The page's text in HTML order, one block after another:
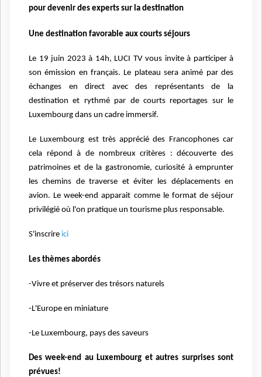
pour devenir des experts sur la destination
Une destination favorable aux courts séjours
Le 19 juin 2023 à 14h, LUCI TV vous invite à participer à
son émission en français. Le plateau sera animé par des
échanges en direct avec des représentants de la
destination et rythmé par de courts reportages sur le
Luxembourg dans un cadre immersif.
Le Luxembourg est très apprécié des Francophones car
cela répond à de nombreux critères : découverte des
patrimoines et de la gastronomie, curiosité à emprunter
les chemins de traverse et éviter les déplacements en
avion. Le week-end apparait comme le format de séjour
privilégié où l'on pratique un tourisme plus responsable.
S'inscrire ici
Les thèmes abordés
-Vivre et préserver des trésors naturels
-L'Europe en miniature
-Le Luxembourg, pays des saveurs
Des week-end au Luxembourg et autres surprises sont
prévues!